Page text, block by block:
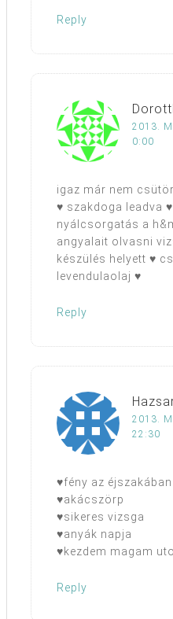
Reply
2013.
0:00
igaz már nem
♥ szakdoga leadva
nyálcsorgatás a
angyalait olvasni
készülés helyett ♥
levendulaolaj ♥
Reply
2013.
22:30
♥fény az éjszakában
♥akácszörp
♥sikeres vizsga
♥anyák napja
♥kezdem magam
Reply